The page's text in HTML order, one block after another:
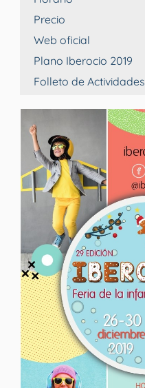
Precio
Web oficial
Plano Iberocio 2019
Folleto de Actividades